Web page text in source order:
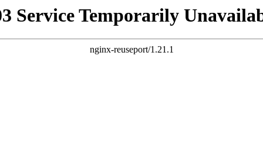
Service Temporarily
nginx-reuseport/1.21.1